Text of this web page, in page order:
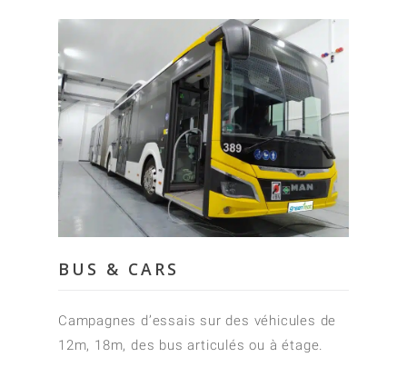
BUS & CARS
Campagnes d’essais sur des véhicules de
12m, 18m, des bus articulés ou à étage.